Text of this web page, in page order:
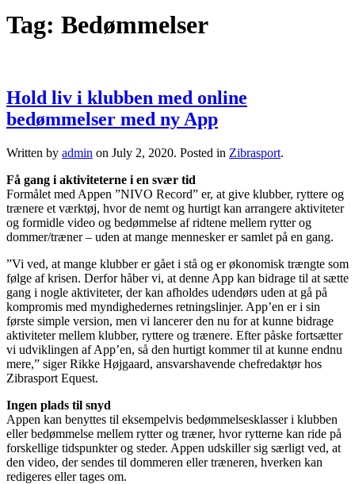
Tag: Bedømmelser
Hold liv i klubben med online
bedømmelser med ny App
Written by admin on July 2, 2020. Posted in Zibrasport.
Få gang i aktiviteterne i en svær tid
Formålet med Appen ”NIVO Record” er, at give klubber, ryttere og
trænere et værktøj, hvor de nemt og hurtigt kan arrangere aktiviteter
og formidle video og bedømmelse af ridtene mellem rytter og
dommer/træner – uden at mange mennesker er samlet på en gang.
”Vi ved, at mange klubber er gået i stå og er økonomisk trængte som
følge af krisen. Derfor håber vi, at denne App kan bidrage til at sætte
gang i nogle aktiviteter, der kan afholdes udendørs uden at gå på
kompromis med myndighedernes retningslinjer. App’en er i sin
første simple version, men vi lancerer den nu for at kunne bidrage
aktiviteter mellem klubber, ryttere og trænere. Efter påske fortsætter
vi udviklingen af App’en, så den hurtigt kommer til at kunne endnu
mere,” siger Rikke Højgaard, ansvarshavende chefredaktør hos
Zibrasport Equest.
Ingen plads til snyd
Appen kan benyttes til eksempelvis bedømmelsesklasser i klubben
eller bedømmelse mellem rytter og træner, hvor rytterne kan ride på
forskellige tidspunkter og steder. Appen udskiller sig særligt ved, at
den video, der sendes til dommeren eller træneren, hverken kan
redigeres eller tages om.